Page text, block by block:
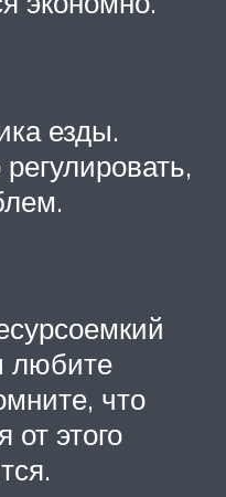
езды.
любите
что
от этого